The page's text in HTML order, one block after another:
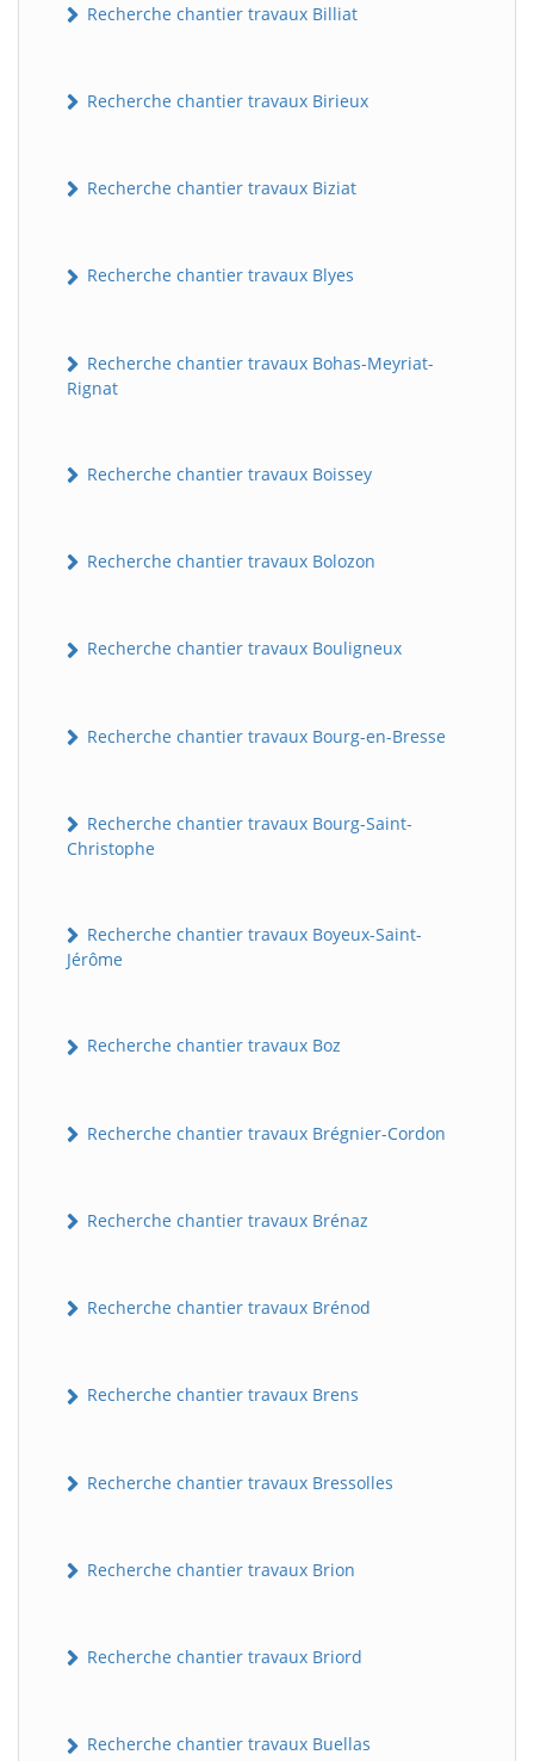
Recherche chantier travaux Billiat
Recherche chantier travaux Birieux
Recherche chantier travaux Biziat
Recherche chantier travaux Blyes
Recherche chantier travaux Bohas-Meyriat-
Rignat
Recherche chantier travaux Boissey
Recherche chantier travaux Bolozon
Recherche chantier travaux Bouligneux
Recherche chantier travaux Bourg-en-Bresse
Recherche chantier travaux Bourg-Saint-
Christophe
Recherche chantier travaux Boyeux-Saint-
Jérôme
Recherche chantier travaux Boz
Recherche chantier travaux Brégnier-Cordon
Recherche chantier travaux Brénaz
Recherche chantier travaux Brénod
Recherche chantier travaux Brens
Recherche chantier travaux Bressolles
Recherche chantier travaux Brion
Recherche chantier travaux Briord
Recherche chantier travaux Buellas